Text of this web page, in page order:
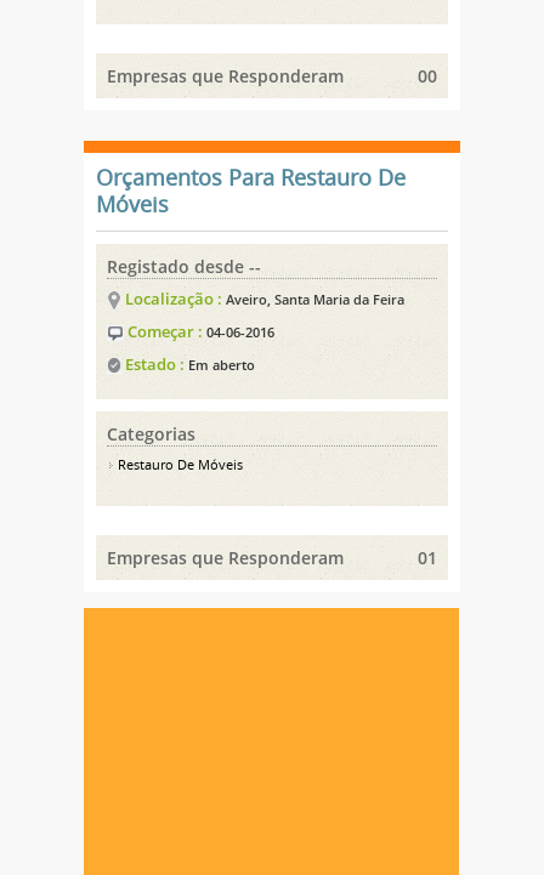
Empresas que Responderam 00
Orçamentos Para Restauro De
Móveis
Registado desde --
Localização : Aveiro, Santa Maria da Feira
Começar : 04-06-2016
Estado : Em aberto
Categorias
Restauro De Móveis
Empresas que Responderam 01